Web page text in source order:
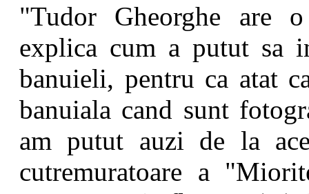
"Tudor Gheorghe are
explica cum a putut sa
banuieli, pentru ca atat
banuiala cand sunt
am putut auzi de la
cutremuratoare a